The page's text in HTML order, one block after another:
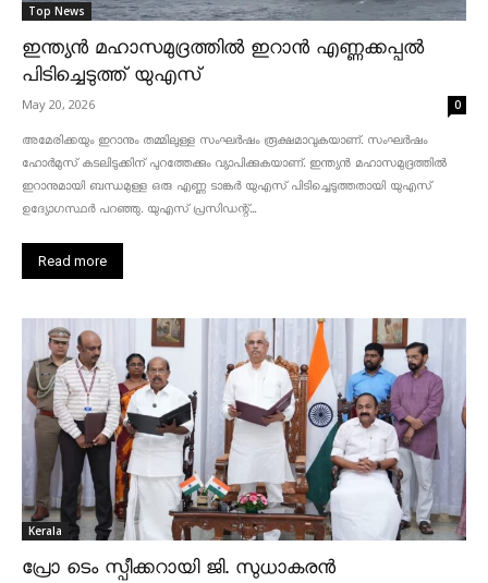
Top News
ഇന്ത്യൻ മഹാസമുദ്രത്തിൽ ഇറാൻ എണ്ണക്കപ്പൽ
പിടിച്ചെടുത്ത് യുഎസ്
May 20, 2026 0
അമേരിക്കയും ഇറാനും തമ്മിലുള്ള സംഘർഷം രൂക്ഷമാവുകയാണ്. സംഘർഷം
ഹോർമുസ് കടലിടുക്കിന് പുറത്തേക്കും വ്യാപിക്കുകയാണ്. ഇന്ത്യൻ മഹാസമുദ്രത്തിൽ
ഇറാനുമായി ബന്ധമുള്ള ഒരു എണ്ണ ടാങ്കർ യുഎസ് പിടിച്ചെടുത്തതായി യുഎസ്
ഉദ്യോഗസ്ഥർ പറഞ്ഞു. യുഎസ് പ്രസിഡന്റ്...
Read more
Kerala
പ്രോ ടെം സ്പീക്കറായി ജി. സുധാകരൻ